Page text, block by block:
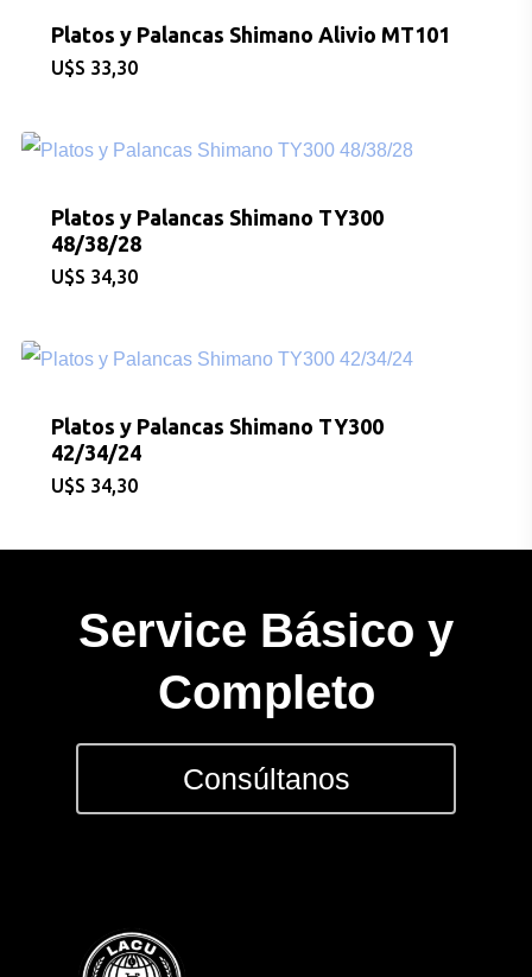
Platos y Palancas Shimano Alivio MT101
$ 33,30
Platos y Palancas Shimano TY300
48/38/28
$ 34,30
Platos y Palancas Shimano TY300
42/34/24
$ 34,30
Service Básico y
Completo
Consúltanos